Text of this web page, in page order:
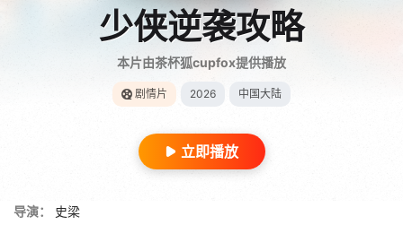
少侠逆袭攻略
本片由茶杯狐cupfox提供播放
剧情片 2026 中国大陆
立即播放
导演：
史梁